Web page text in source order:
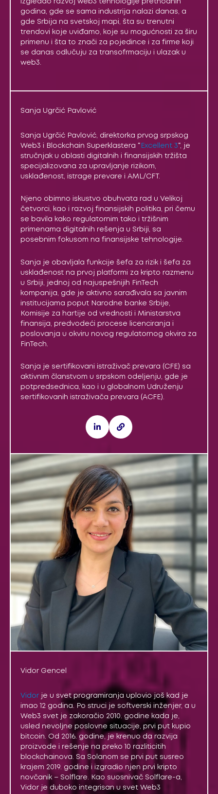
izgledao razvoj web3 tehnologije prethodnih
godina, gde se sama industrija nalazi danas, a
gde Srbija na svetskoj mapi, šta su trenutni
trendovi koje uviđamo, koje su mogućnosti za širu
primenu i šta to znači za pojedince i za firme koji
se danas odlučuju za transofrmaciju i ulazak u
web3.
Sanja Ugrčić Pavlović
Sanja Ugrčić Pavlović, direktorka prvog srpskog
Web3 i Blockchain Superklastera “ Excellent 3“, je
stručnjak u oblasti digitalnih i finansijskih tržišta
specijalizovana za upravljanje rizikom,
usklađenost, istrage prevare i AML/CFT.
Njeno obimno iskustvo obuhvata rad u Velikoj
četvorci, kao i razvoj finansijskih politika, pri čemu
se bavila kako regulatornim tako i tržišnim
primenama digitalnih rešenja u Srbiji, sa
posebnim fokusom na finansijske tehnologije.
Sanja je obavljala funkcije šefa za rizik i šefa za
usklađenost na prvoj platformi za kripto razmenu
u Srbiji, jednoj od najuspešnijih FinTech
kompanija, gde je aktivno sarađivala sa javnim
institucijama poput Narodne banke Srbije,
Komisije za hartije od vrednosti i Ministarstva
finansija, predvodeći procese licenciranja i
poslovanja u okviru novog regulatornog okvira za
FinTech.
Sanja je sertifikovani istraživač prevara (CFE) sa
aktivnim članstvom u srpskom odeljenju, gde je
potpredsednica, kao i u globalnom Udruženju
sertifikovanih istraživača prevara (ACFE).
Vidor Gencel
Vidor je u svet programiranja uplovio još kad je
imao 12 godina. Po struci je softverski inženjer, a u
Web3 svet je zakoračio 2010. godine kada je,
usled nevoljne poslovne situacije, prvi put kupio
bitcoin. Od 2016. godine, je krenuo da razvija
proizvode i rešenje na preko 10 razliticitih
blockchainova. Sa Solanom se prvi put susreo
krajem 2019. godine i izgradio njen prvi kripto
novčanik – Solflare. Kao suosnivač Solflare-a,
Vidor je duboko integrisan u svet Web3